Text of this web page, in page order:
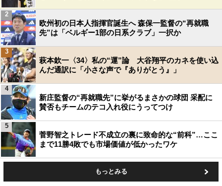
欧州初の日本人指揮官誕生へ 森保一監督の“再就職
先”は「ベルギー1部の日系クラブ」一択か
2
萩本欽一〈34〉私の“運”論 大谷翔平のカネを使い込
んだ通訳に「小さな声で『ありがとう』」
3
新庄監督の“再就職先”に挙がるまさかの球団 采配に
賛否もチームのテコ入れ役にうってつけ
4
菅野智之トレード不成立の裏に致命的な“前科”…ここ
まで11勝4敗でも市場価値が低かったワケ
5
もっとみる